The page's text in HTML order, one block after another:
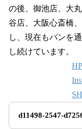
の後、御池店、大
谷店、大阪心斎橋
し、現在もパンを
し続けています。
HP
d11498-2547-